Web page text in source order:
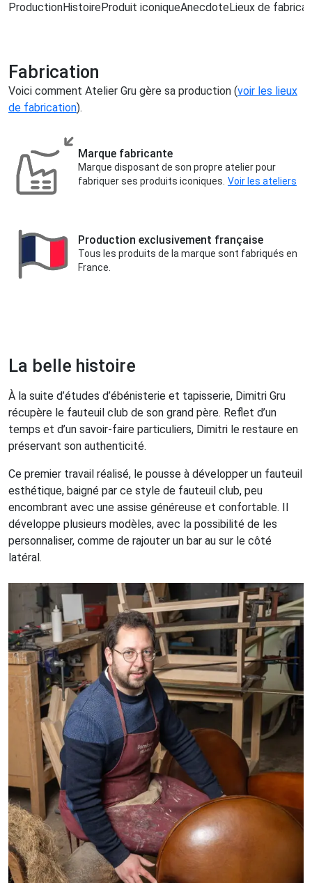
ProductionHistoireProduit iconiqueAnecdoteLieux de
Fabrication
Voici comment Atelier Gru gère sa production (voir les lieux
de fabrication).
Marque fabricante
Marque disposant de son propre atelier pour
fabriquer ses produits iconiques. Voir les ateliers
Production exclusivement française
Tous les produits de la marque sont fabriqués en
France.
La belle histoire
À la suite d’études d’ébénisterie et tapisserie, Dimitri Gru
récupère le fauteuil club de son grand père. Reflet d’un
temps et d’un savoir-faire particuliers, Dimitri le restaure en
préservant son authenticité.
Ce premier travail réalisé, le pousse à développer un fauteuil
esthétique, baigné par ce style de fauteuil club, peu
encombrant avec une assise généreuse et confortable. Il
développe plusieurs modèles, avec la possibilité de les
personnaliser, comme de rajouter un bar au sur le côté
latéral.